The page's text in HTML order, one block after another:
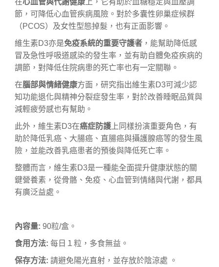
節，可降低心血管疾病風險。對於多囊性卵巢症候群
（PCOS）及女性型態掉髮，也有正面影響。
維生素D3亦是免疫系統的重要守護者 ，能幫助降低感
冒及急性呼吸道感染的發生率，並有助自體免疫疾病的
調節，對降低住院病患的死亡率也有一定關聯。
在腦部與情緒健康方面，研究指出維生素D3可減少認
知功能退化與精神分裂症發生率，對於改善睡眠品質與
減輕疲勞感也有幫助。
此外，維生素D3在癌症防護 上同樣扮演重要角色，有
助於降低乳癌、大腸癌、直腸癌與攝護腺癌等的發生風
險，並能改善乳癌患者的預後與降低死亡率。
整體而言，維生素D3是一種能全面提升健康狀態的關
鍵營養素，從骨骼、免疫、心血管到情緒與代謝，都具
有廣泛益處。
內容量: 90粒/盒。
食用方法: 每日１粒，多食無益。
保存方法: 請避免陽光直射，並存放於陰涼處 。